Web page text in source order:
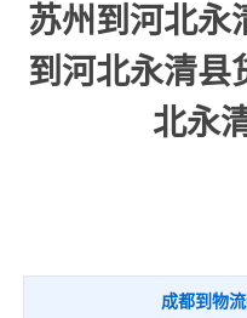
苏州到河北永
到河北永清县
北永
成都到物